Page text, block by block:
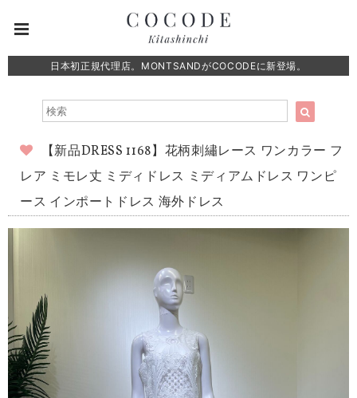
日本初正規代理店。MONTSANDがCOCODEに新登場。
【新品DRESS 1168】花柄刺繡レース ワンカラー フ
レア ミモレ丈 ミディドレス ミディアムドレス ワンピ
ース インポートドレス 海外ドレス